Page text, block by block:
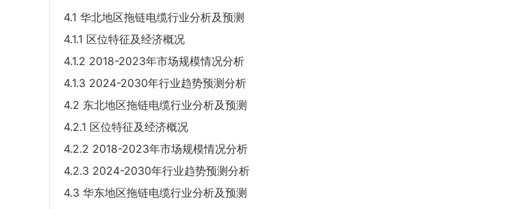
4.1 华北地区拖链电缆行业分析及预测
4.1.1 区位特征及经济概况
4.1.2 2018-2023年市场规模情况分析
4.1.3 2024-2030年行业趋势预测分析
4.2 东北地区拖链电缆行业分析及预测
4.2.1 区位特征及经济概况
4.2.2 2018-2023年市场规模情况分析
4.2.3 2024-2030年行业趋势预测分析
4.3 华东地区拖链电缆行业分析及预测